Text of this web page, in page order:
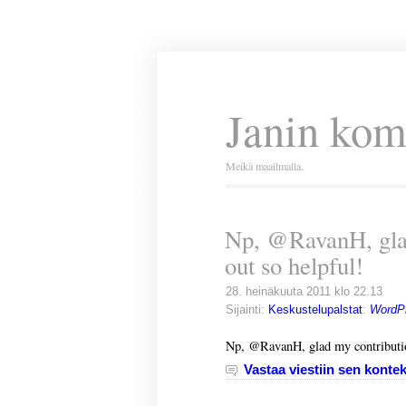
Janin
Meikä maailmalla.
Np, @RavanH,
out so helpful!
28. heinäkuuta 2011 klo 22.13
Sijainti: Keskustelupalstat:
Np, @RavanH, glad my
Vastaa viestiin sen